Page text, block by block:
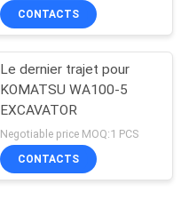
CONTACTS
Le dernier trajet pour
KOMATSU WA100-5
EXCAVATOR
Negotiable price MOQ:1 PCS
CONTACTS